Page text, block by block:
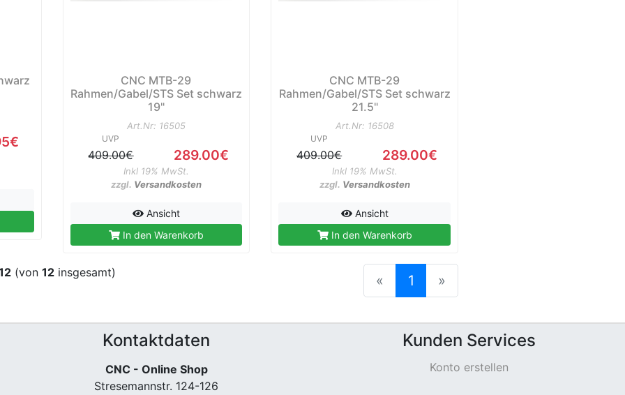
CNC MTB-29
Rahmen/Gabel/STS Set schwarz
19"
Art.Nr: 16505
UVP
409.00€ 289.00€
Inkl 19% MwSt.
zzgl. Versandkosten
Ansicht
In den Warenkorb
CNC MTB-29
Rahmen/Gabel/STS Set schwarz
21.5"
Art.Nr: 16508
UVP
409.00€ 289.00€
Inkl 19% MwSt.
zzgl. Versandkosten
Ansicht
In den Warenkorb
(von 12 insgesamt) « 1 (current)
»
Kontaktdaten
CNC - Online Shop
Stresemannstr. 124-126
Kunden Services
Konto erstellen